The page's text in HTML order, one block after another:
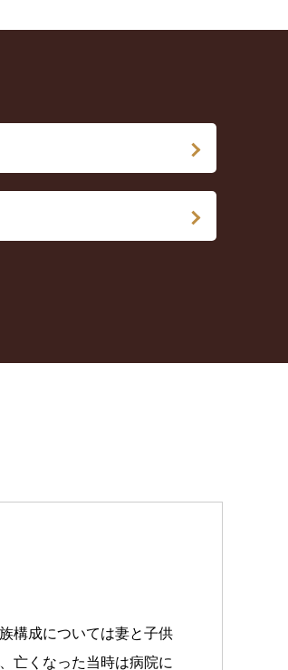
構成については妻と子供
亡くなった当時は病院に